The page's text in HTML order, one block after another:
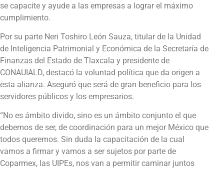
se capacite y ayude a las empresas a lograr el máximo
cumplimiento.
Por su parte Neri Toshiro León Sauza, titular de la Unidad
de Inteligencia Patrimonial y Económica de la Secretaría de
Finanzas del Estado de Tlaxcala y presidente de
CONAUIALD, destacó la voluntad política que da origen a
esta alianza. Aseguró que será de gran beneficio para los
servidores públicos y los empresarios.
“No es ámbito divido, sino es un ámbito conjunto el que
debemos de ser, de coordinación para un mejor México que
todos queremos. Sin duda la capacitación de la cual
vamos a firmar y vamos a ser sujetos por parte de
Coparmex, las UIPEs, nos van a permitir caminar juntos